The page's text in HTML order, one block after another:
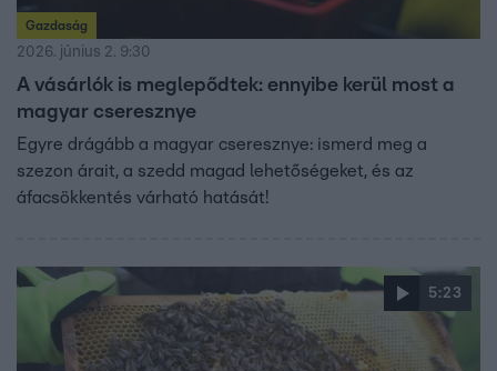
Gazdaság
2026. június 2. 9:30
A vásárlók is meglepődtek: ennyibe kerül most a
magyar cseresznye
Egyre drágább a magyar cseresznye: ismerd meg a
szezon árait, a szedd magad lehetőségeket, és az
áfacsökkentés várható hatását!
5:23